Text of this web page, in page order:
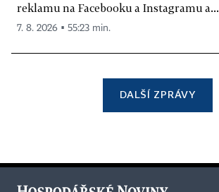
reklamu na Facebooku a Instagramu a...
7. 8. 2026 ▪ 55:23 min.
DALŠÍ ZPRÁVY